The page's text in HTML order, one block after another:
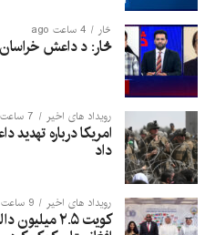
څار 4 ساعت ago
څار: د داعش خراسان
رویداد های اخیر 7 ساعت ago
امریکا درباره
داد
رویداد های اخیر 9 ساعت ago
کویت ۲.۵